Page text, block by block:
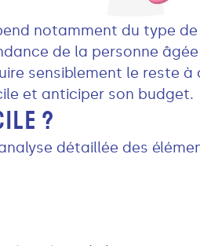
notamment du type
de la personne
sensiblement le reste à
et anticiper son budget.
?
détaillée des